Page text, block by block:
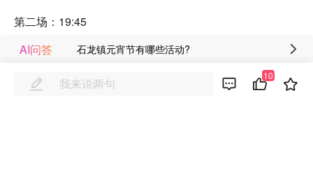
AI问答 石龙镇元宵节有哪些活动?
第二场：19:45
第三场：20:30
10